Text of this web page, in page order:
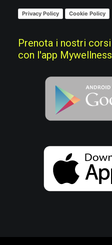
Privacy Policy Cookie Policy
Prenota i nostri corsi
con l'app Mywellness